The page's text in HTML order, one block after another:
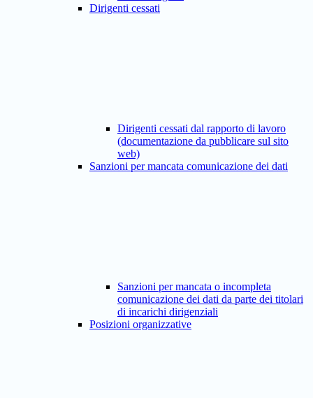
Dirigenti cessati
Dirigenti cessati dal rapporto di lavoro
(documentazione da pubblicare sul sito
web)
Sanzioni per mancata comunicazione dei dati
Sanzioni per mancata o incompleta
comunicazione dei dati da parte dei titolari
di incarichi dirigenziali
Posizioni organizzative